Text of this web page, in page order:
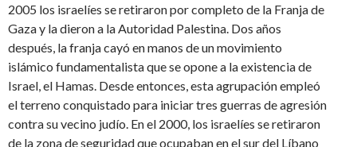
2005 los israelíes se retiraron por completo de la Franja de
Gaza y la dieron a la Autoridad Palestina. Dos años
después, la franja cayó en manos de un movimiento
islámico fundamentalista que se opone a la existencia de
Israel, el Hamas. Desde entonces, esta agrupación empleó
el terreno conquistado para iniciar tres guerras de agresión
contra su vecino judío. En el 2000, los israelíes se retiraron
de la zona de seguridad que ocupaban en el sur del Líbano